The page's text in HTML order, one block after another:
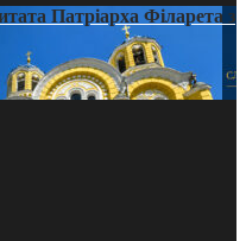
Патріарха Філарета з